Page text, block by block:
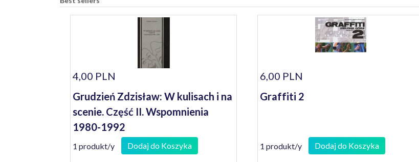
4,00 PLN
Grudzień Zdzisław: W kulisach i na
scenie. Część II. Wspomnienia
1980-1992
1 produkt/y Dodaj do Koszyka
6,00 PLN
Graffiti 2
1 produkt/y Dodaj do Koszyka